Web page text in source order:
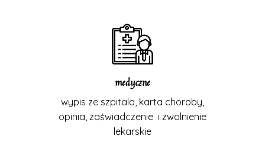
medyczne
wypis ze szpitala, karta choroby,
opinia, zaświadczenie i zwolnienie
lekarskie